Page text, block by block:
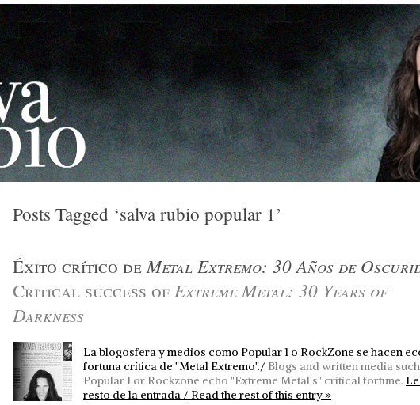
Posts Tagged ‘salva rubio popular 1’
Éxito crítico deMetal Extremo: 30 Años de
Critical success of Extreme Metal: 30 Years of
Darkness
La blogosfera y medios como Popular 1 o RockZone se hacen
fortuna crítica de "Metal Extremo"./ Blogs and written media
Popular 1 or Rockzone echo "Extreme Metal's" critical fortune.
resto de la entrada / Read the rest of this entry »